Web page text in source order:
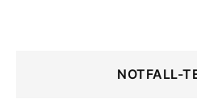
NOTFALL-